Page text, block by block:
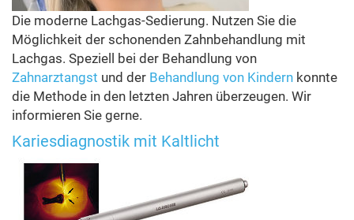
Die moderne Lachgas-Sedierung. Nutzen Sie die
Möglichkeit der schonenden Zahnbehandlung mit
Lachgas. Speziell bei der Behandlung von
Zahnarztangst und der Behandlung von Kindern konnte
die Methode in den letzten Jahren überzeugen. Wir
informieren Sie gerne.
Kariesdiagnostik mit Kaltlicht